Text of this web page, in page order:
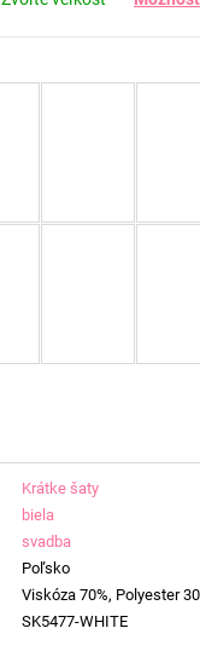
Krátke šaty
biela
svadba
Poľsko
Viskóza 70%, Polyester
SK5477-WHITE